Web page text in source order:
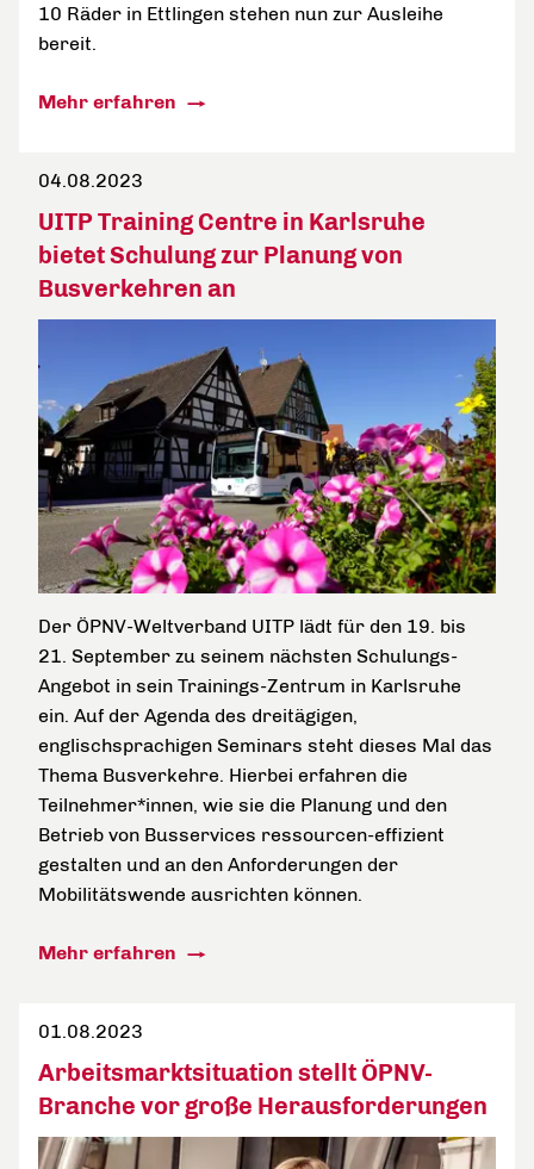
10 Räder in Ettlingen stehen nun zur Ausleihe
bereit.
Mehr erfahren
04.08.2023
UITP Training Centre in Karlsruhe
bietet Schulung zur Planung von
Busverkehren an
Der ÖPNV-Weltverband UITP lädt für den 19. bis
21. September zu seinem nächsten Schulungs-
Angebot in sein Trainings-Zentrum in Karlsruhe
ein. Auf der Agenda des dreitägigen,
englischsprachigen Seminars steht dieses Mal das
Thema Busverkehre. Hierbei erfahren die
Teilnehmer*innen, wie sie die Planung und den
Betrieb von Busservices ressourcen-effizient
gestalten und an den Anforderungen der
Mobilitätswende ausrichten können.
Mehr erfahren
01.08.2023
Arbeitsmarktsituation stellt ÖPNV-
Branche vor große Herausforderungen